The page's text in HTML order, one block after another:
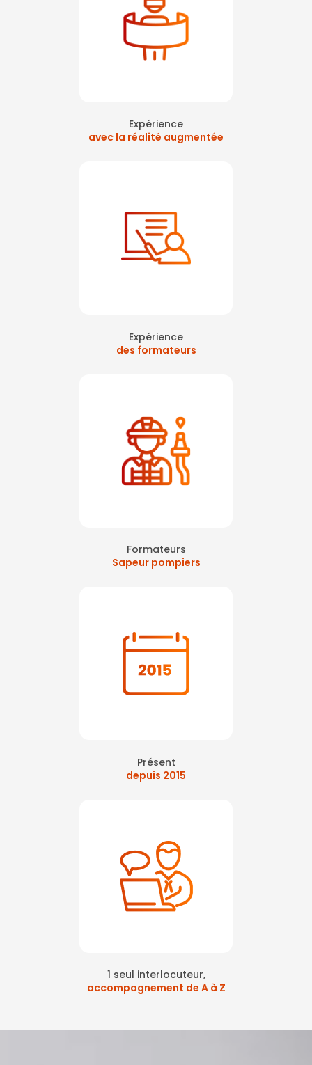
Expérience
avec la réalité augmentée
Expérience
des formateurs
Formateurs
Sapeur pompiers
Présent
depuis 2015
1 seul interlocuteur,
accompagnement de A à Z